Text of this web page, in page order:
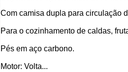
Com camisa dupla para circulação
Para o cozinhamento de caldas,
Pés em aço carbono.
Motor: Volta...